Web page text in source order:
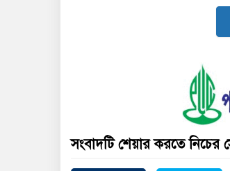
সংবাদটি শেয়ার করতে